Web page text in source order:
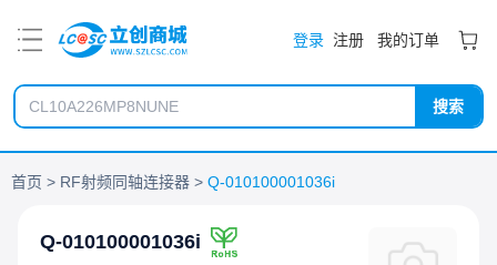
登录 注册 我的订单
搜索
首页 RF射频同轴连接器 Q-010100001036i
Q-010100001036i